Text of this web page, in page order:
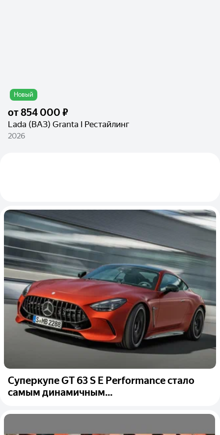
Новый
от854 000 ₽
Lada (ВАЗ) Granta I Рестайлинг
2026
Суперкупе GT 63 S E Performance стало
самым динамичным...